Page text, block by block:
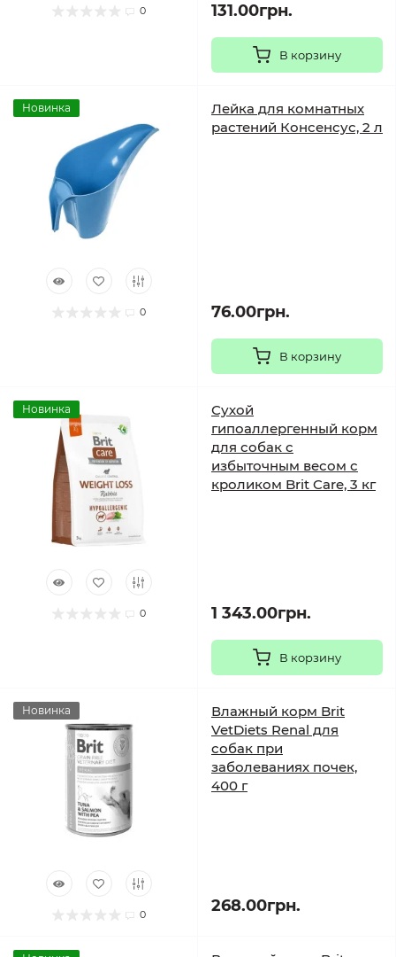
0 131.00грн.
В корзину
Новинка
0
Лейка для комнатных
растений Консенсус, 2 л
76.00грн.
В корзину
Новинка
0
Сухой
гипоаллергенный корм
для собак с
избыточным весом с
кроликом Brit Care, 3 кг
1 343.00грн.
В корзину
Новинка
0
Влажный корм Brit
VetDiets Renal для
собак при
заболеваниях почек,
400 г
268.00грн.